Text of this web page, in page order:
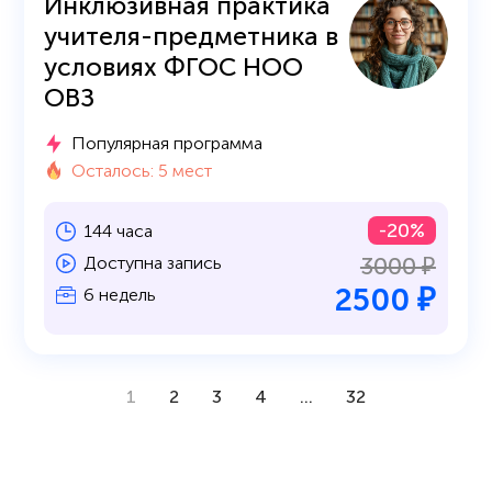
учителя-предметника в
условиях ФГОС НОО
ОВЗ
Популярная программа
Осталось: 5 мест
144 часа
Доступна запись
6 недель
-20%
3000 ₽
2500 ₽
1 2 3 4 ... 32